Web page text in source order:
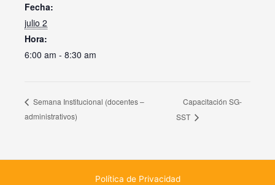
Fecha:
julio 2
Hora:
6:00 am - 8:30 am
Semana Institucional (docentes –
administrativos)
Capacitación SG-
SST
Política de Privacidad